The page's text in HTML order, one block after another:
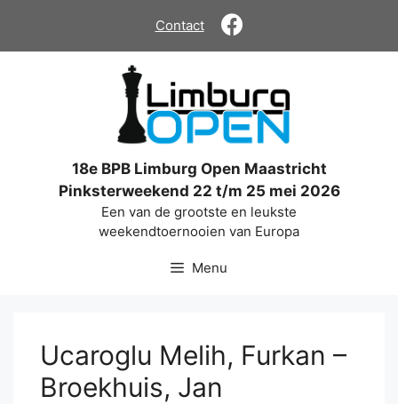
de
Contact
18e BPB Limburg Open Maastricht
Pinksterweekend 22 t/m 25 mei 2026
Een van de grootste en leukste
weekendtoernooien van Europa
Menu
Ucaroglu Melih, Furkan –
Broekhuis, Jan